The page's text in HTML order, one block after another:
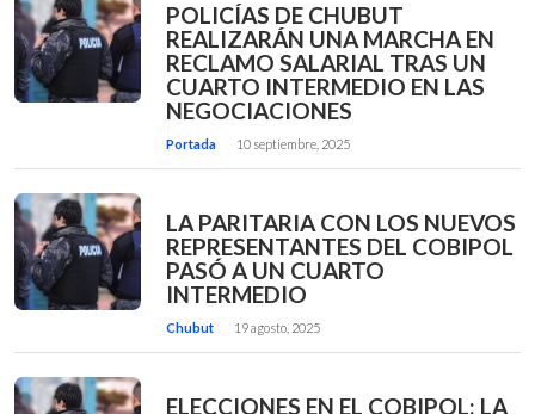
POLICÍAS DE CHUBUT
REALIZARÁN UNA MARCHA EN
RECLAMO SALARIAL TRAS UN
CUARTO INTERMEDIO EN LAS
NEGOCIACIONES
Portada 10 septiembre, 2025
LA PARITARIA CON LOS NUEVOS
REPRESENTANTES DEL COBIPOL
PASÓ A UN CUARTO
INTERMEDIO
Chubut 19 agosto, 2025
ELECCIONES EN EL COBIPOL: LA